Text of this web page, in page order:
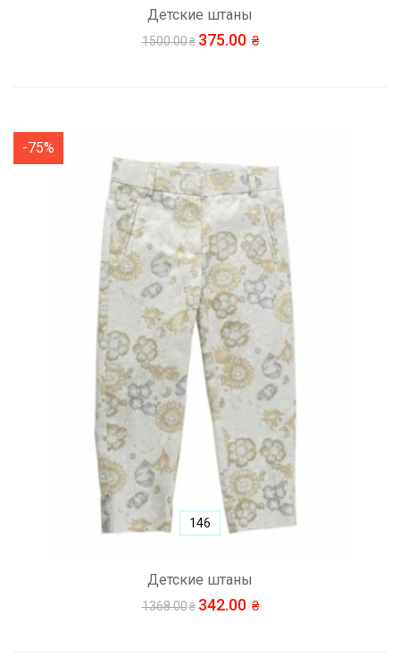
Детские штаны
1500.00 375.00
-75%
Детские штаны
1368.00 342.00
146